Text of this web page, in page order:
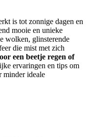
is tot zonnige dagen en
mooie en unieke
wolken, glinsterende
die mist met zich
een beetje regen of
ervaringen en tips om
minder ideale